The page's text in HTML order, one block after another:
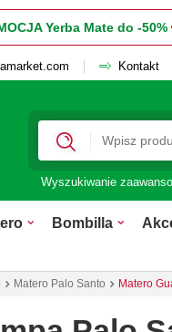
Yerba Mate do -50%
Kontakt
Wyszukiwanie
Bombilla
Matero Palo Santo Matero